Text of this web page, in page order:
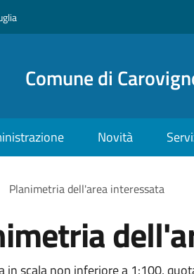
Comune di
Novità
di pane
Planimetria dell'area interessata
in scala non inferiore a 1:100,